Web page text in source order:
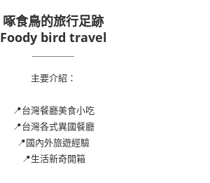
啄食鳥的旅行足跡
Foody bird travel
主要介紹：
📍台灣餐廳美食小吃
📍台灣各式異國餐廳
📍國內外旅遊經驗
📍生活新奇開箱